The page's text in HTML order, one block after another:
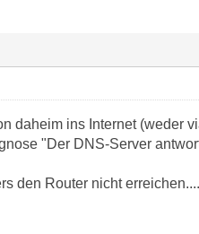
daheim ins Internet (weder
"Der DNS-Server
den Router nicht